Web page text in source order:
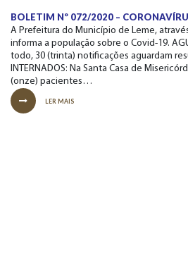
BOLETIM Nº 072/2020 –
A Prefeitura do Município de Leme,
informa a população sobre o Covid-19.
todo, 30 (trinta) notificações aguardam
INTERNADOS: Na Santa Casa de
(onze) pacientes…
LER MAIS